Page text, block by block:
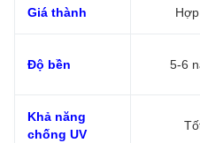
Giá thành
Độ bền 5-6
Khả năng
chống UV